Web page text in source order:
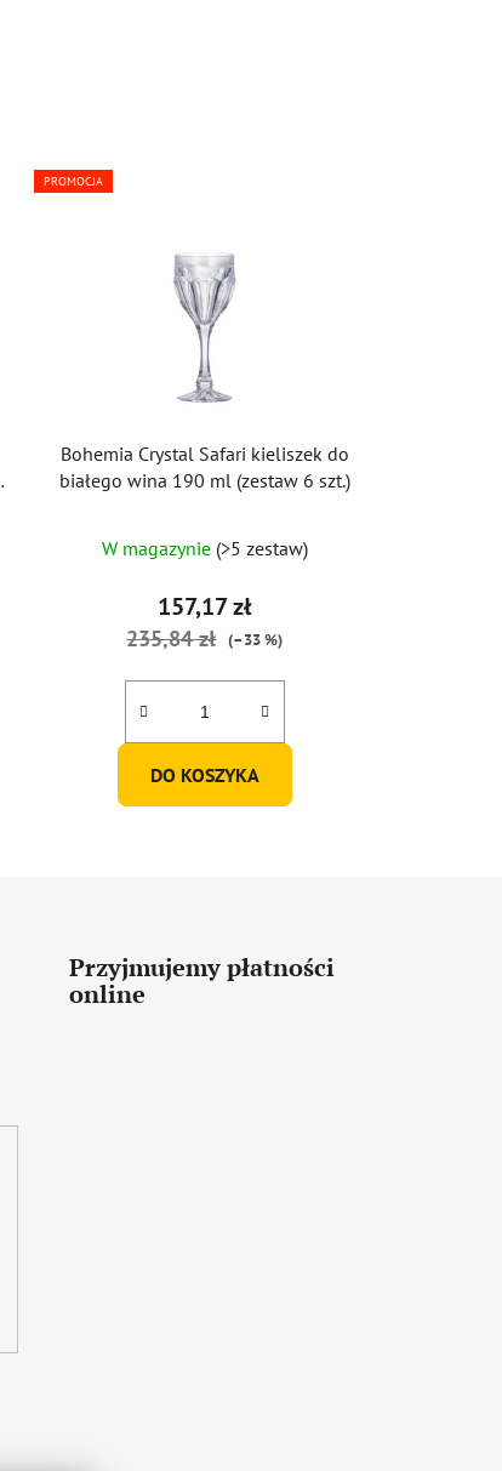
PROMOCJA
Bohemia Crystal Safari kieliszek do
białego wina 190 ml (zestaw 6 szt.)
W magazynie (>5 zestaw)
157,17 zł
235,84 zł (–33 %)
DO KOSZYKA
Przyjmujemy płatności
online